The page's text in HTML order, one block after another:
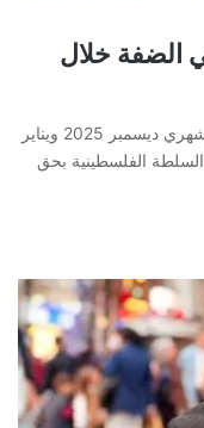
في الضفة خلال
رصدت لجنة أهالي المعتقلين السياسيين خلال شهري ديسمبر 2025 ويناير
السلطة الفلسطينية بحق